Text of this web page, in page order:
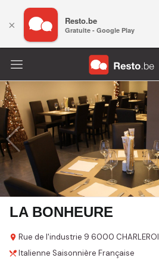
LA BONHEURE
Rue de l'industrie 9 6000 CHARLEROI
Italienne Saisonnière Française
× Resto.be
Gratuite - Google Play